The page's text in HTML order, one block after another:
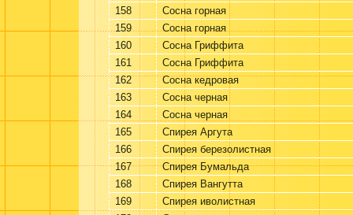
158
Сосна горная
159
Сосна горная
160
Сосна Гриффита
161
Сосна Гриффита
162
Сосна кедровая
163
Сосна черная
164
Сосна черная
165
Спирея Аргута
166
Спирея березолистная
167
Спирея Бумальда
168
Спирея Вангутта
169
Спирея иволистная